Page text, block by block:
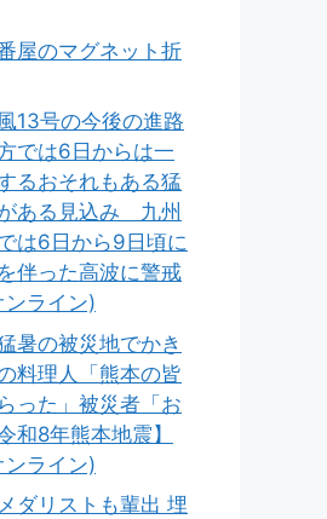
屋のマグネット折
13号の今後の進路
では6日からは一
るおそれもある猛
ある見込み 九州
は6日から9日頃に
伴った高波に警戒
ライン)
の被災地でかき
料理人「熊本の皆
った」被災者「お
和8年熊本地震】
ライン)
ダリストも輩出 埋